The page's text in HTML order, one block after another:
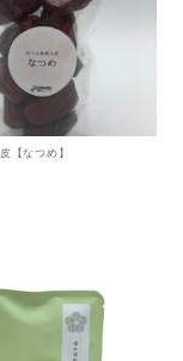
【なつめ】